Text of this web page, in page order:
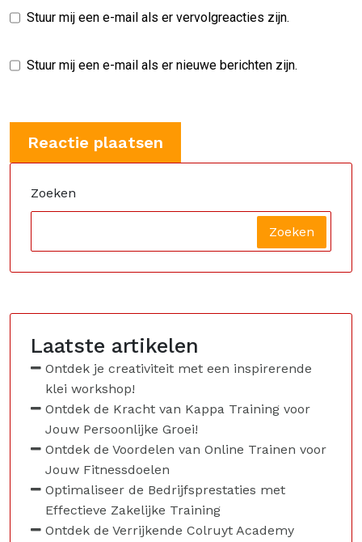
Stuur mij een e-mail als er vervolgreacties zijn.
Stuur mij een e-mail als er nieuwe berichten zijn.
Zoeken
Zoeken
Laatste artikelen
Ontdek je creativiteit met een inspirerende
klei workshop!
Ontdek de Kracht van Kappa Training voor
Jouw Persoonlijke Groei!
Ontdek de Voordelen van Online Trainen voor
Jouw Fitnessdoelen
Optimaliseer de Bedrijfsprestaties met
Effectieve Zakelijke Training
Ontdek de Verrijkende Colruyt Academy